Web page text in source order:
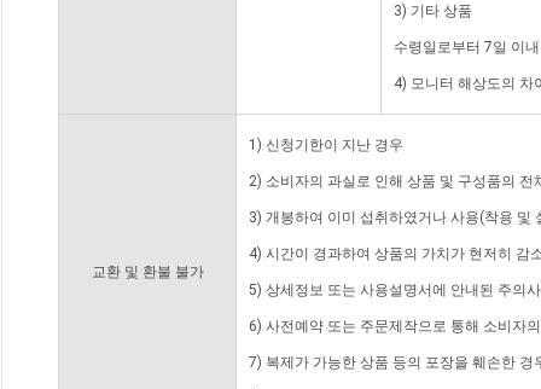
3) 기타 상품
수령일로부터 7일 이
4) 모니터 해상도의 차
교환 및 환불 불가
1) 신청기한이 지난 경우
2) 소비자의 과실로 인해 상품 및 구성품의
3) 개봉하여 이미 섭취하였거나 사용(착용 및
4) 시간이 경과하여 상품의 가치가 현저히 감
5) 상세정보 또는 사용설명서에 안내된 주의
6) 사전예약 또는 주문제작으로 통해 소비자
7) 복제가 가능한 상품 등의 포장을 훼손한 경